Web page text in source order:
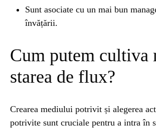
Sunt asociate cu un mai bun
învățării.
Cum putem cultiva
starea de flux?
Crearea mediului potrivit și alegerea
potrivite sunt cruciale pentru a intra în